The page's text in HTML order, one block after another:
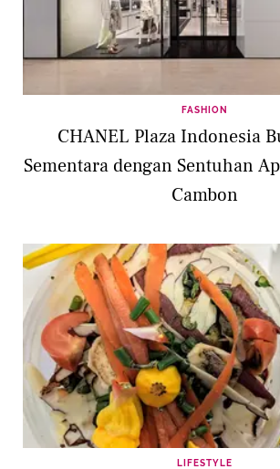
FASHION
CHANEL Plaza Indonesia
Sementara dengan Sentuhan
Cambon
LIFESTYLE